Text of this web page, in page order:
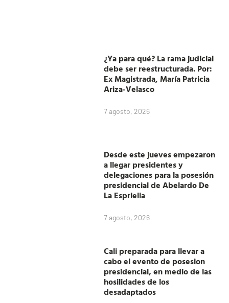
¿Ya para qué? La rama judicial
debe ser reestructurada. Por:
Ex Magistrada, María Patricia
Ariza-Velasco
7 agosto, 2026
Desde este jueves empezaron
a llegar presidentes y
delegaciones para la posesión
presidencial de Abelardo De
La Espriella
7 agosto, 2026
Cali preparada para llevar a
cabo el evento de posesion
presidencial, en medio de las
hosilidades de los
desadaptados